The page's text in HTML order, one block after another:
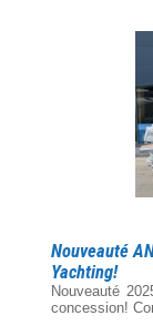
Nouveauté
Yachting!
Nouveauté
concession!